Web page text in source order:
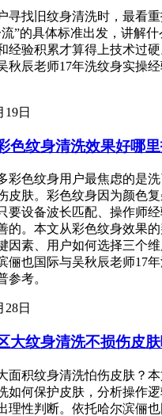
寻找旧纹身清洗时，最看重
”的具体标准出发，讲解
经验积累才算得上技术过
秋辰老师17年洗纹身实操
19日
色纹身清洗效果好哪
彩色纹身用户最焦虑的是洗
皮肤。彩色纹身因为颜色
要设备波长匹配、操作师
的。本文从彩色纹身效果的
因素、用户如何选择三个
俪也国际与吴秋辰老师17
参考。
28日
大纹身清洗不损伤皮
面积纹身清洗怕伤皮肤？
如何保护皮肤，分析操作
理性判断。依托哈尔滨俪